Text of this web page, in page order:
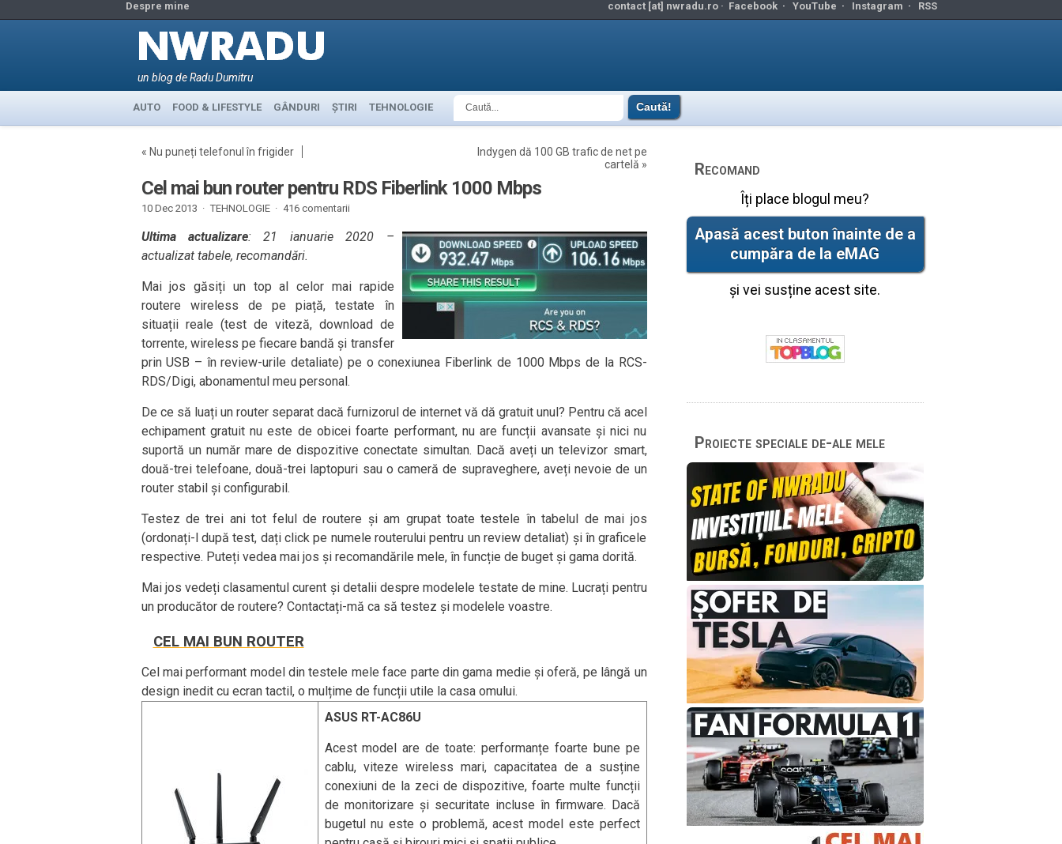
Despre mine contact [at] nwradu.ro · Facebook· YouTube · Instagram · RSS
un blog de Radu Dumitru
AUTO FOOD & LIFESTYLE GÂNDURI ȘTIRI TEHNOLOGIE
« Nu puneți telefonul în frigider
Indygen dă 100 GB trafic de net pe
cartelă »
Cel mai bun router pentru RDS Fiberlink 1000 Mbps
10 Dec 2013 · TEHNOLOGIE· 416 comentarii
Ultima actualizare: 21 ianuarie 2020 –
actualizat tabele, recomandări.
Mai jos găsiți un top al celor mai rapide
routere wireless de pe piață, testate în
situații reale (test de viteză, download de
torrente, wireless pe fiecare bandă și transfer
prin USB – în review-urile detaliate) pe o conexiunea Fiberlink de 1000 Mbps de la RCS-
RDS/Digi, abonamentul meu personal.
De ce să luați un router separat dacă furnizorul de internet vă dă gratuit unul? Pentru că acel
echipament gratuit nu este de obicei foarte performant, nu are funcții avansate și nici nu
suportă un număr mare de dispozitive conectate simultan. Dacă aveți un televizor smart,
două-trei telefoane, două-trei laptopuri sau o cameră de supraveghere, aveți nevoie de un
router stabil și configurabil.
Testez de trei ani tot felul de routere și am grupat toate testele în tabelul de mai jos
(ordonați-l după test, dați click pe numele routerului pentru un review detaliat) și în graficele
respective. Puteți vedea mai jos și recomandările mele, în funcție de buget și gama dorită.
Mai jos vedeți clasamentul curent și detalii despre modelele testate de mine. Lucrați pentru
un producător de routere? Contactați-mă ca să testez și modelele voastre.
CEL MAI BUN ROUTER
Cel mai performant model din testele mele face parte din gama medie și oferă, pe lângă un
design inedit cu ecran tactil, o mulțime de funcții utile la casa omului.
ASUS RT-AC86U
Acest model are de toate: performanțe foarte bune pe
cablu, viteze wireless mari, capacitatea de a susține
conexiuni de la zeci de dispozitive, foarte multe funcții
de monitorizare și securitate incluse în firmware. Dacă
bugetul nu este o problemă, acest model este perfect
Recomand
Îți place blogul meu?
Apasă acest buton înainte de a
cumpăra de la eMAG
și vei susține acest site.
Proiecte speciale de-ale mele